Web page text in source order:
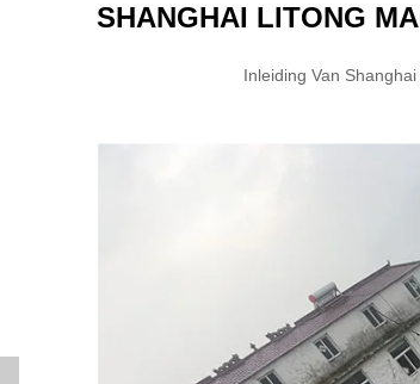
SHANGHAI LITONG
Inleiding Van